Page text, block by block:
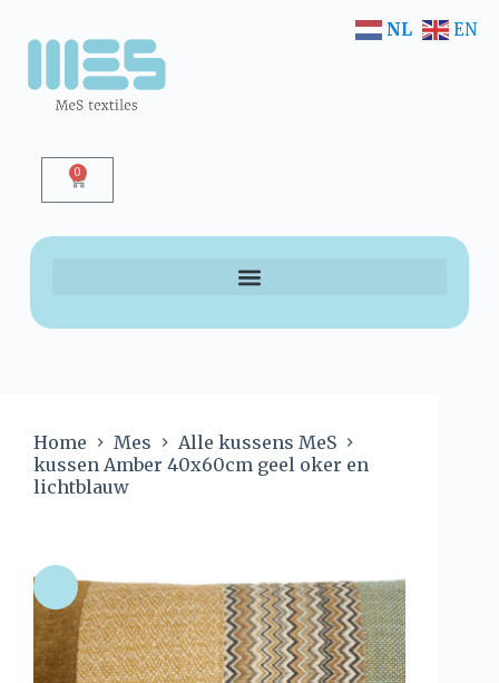
0
Home Mes
Alle kussens MeS
kussen Amber 40x60cm geel oker en
lichtblauw
NL EN